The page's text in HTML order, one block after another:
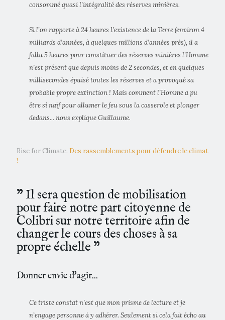
consommé quasi l’intégralité des réserves minières.
Si l’on rapporte à 24 heures l’existence de la Terre (environ 4
milliards d’années, à quelques millions d’années près), il a
fallu 5 heures pour constituer des réserves minières l’Homme
n’est présent que depuis moins de 2 secondes, et en quelques
millisecondes épuisé toutes les réserves et a provoqué sa
probable propre extinction ! Mais comment l’Homme a pu
être si naïf pour allumer le feu sous la casserole et plonger
dedans... nous explique Guillaume.
Rise for Climate. Des rassemblements pour défendre le climat
!
" Il sera question de mobilisation
pour faire notre part citoyenne de
Colibri sur notre territoire afin de
changer le cours des choses à sa
propre échelle "
Donner envie d'agir...
Ce triste constat n’est que mon prisme de lecture et je
n’engage personne à y adhérer. Seulement si cela fait écho au